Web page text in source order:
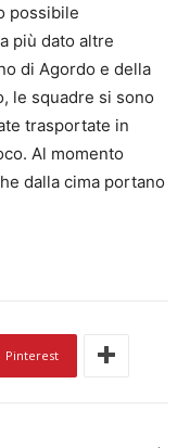
possibile
più dato altre
di Agordo e della
le squadre si sono
trasportate in
Al momento
dalla cima portano
Pinterest